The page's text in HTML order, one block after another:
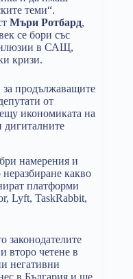
теми“.
Мъри Ротбард,
се бори със
илюзии в САЩ,
кризи.
продължаващите
от
икономиката на
дигиталните
намерения и
какво
платформи
Lyft, TaskRabbit,
законодателите
второ четене в
негативни
в България и ще